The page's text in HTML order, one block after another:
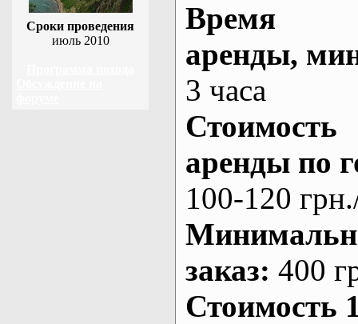
Сроки проведения
июль 2010
Время
аренды,
3 часа
Стоимость
аренды по
100-120
заказ: 400
Стоимость